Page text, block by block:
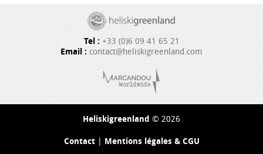
Tel : +33 (0)6 09 41 65 21
Email : contact@heliskigreenland.com
Heliskigreenland © 2026
Contact| Mentions légales & CGU